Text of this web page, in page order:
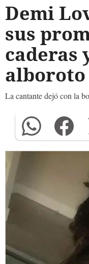
Demi
sus
caderas
alboroto
La cantante dejó con la